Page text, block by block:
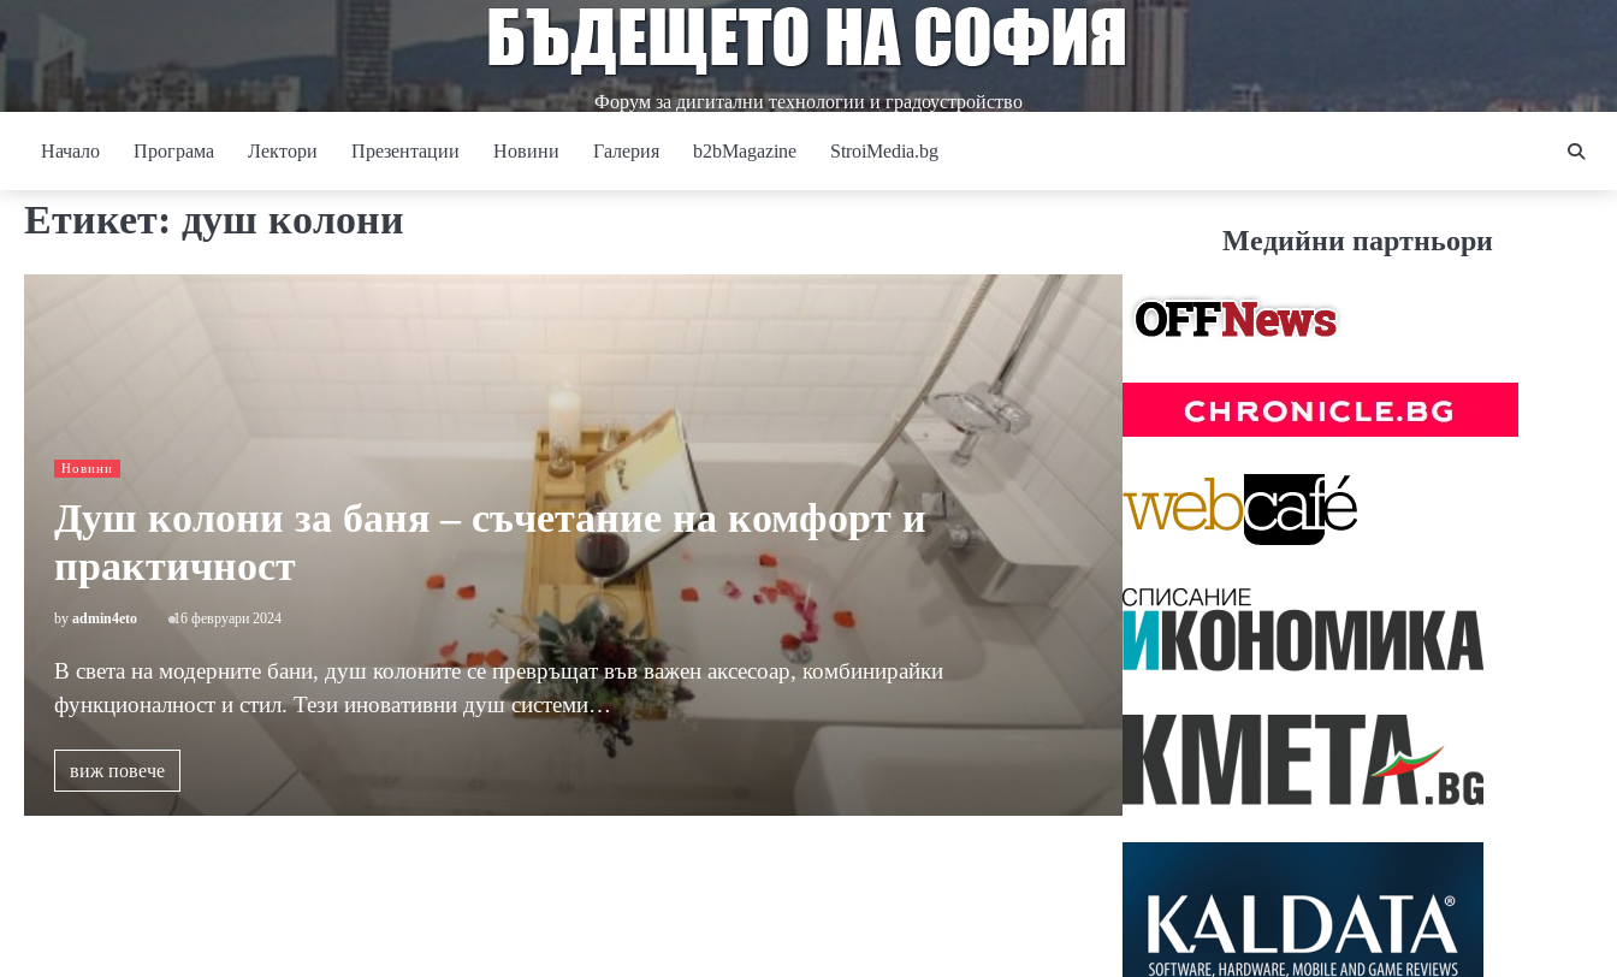
to
content
Форум за дигитални технологии и градоустройство
Начало Програма Лектори Презентации Новини Галерия b2bMagazine StroiMedia.bg
Етикет: душ колони
Новини
Душ колони за баня – съчетание на комфорт и
практичност
by admin4eto 16 февруари 2024
В света на модерните бани, душ колоните се превръщат във важен аксесоар, комбинирайки
функционалност и стил. Тези иновативни душ системи…
виж повече
Медийни партньори